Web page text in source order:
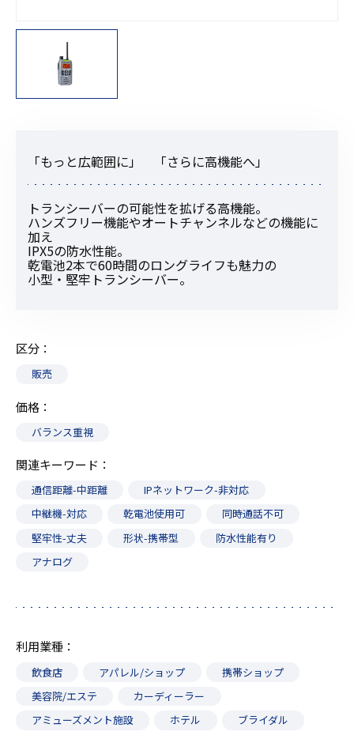
「もっと広範囲に」 「さらに高機能へ」
トランシーバーの可能性を拡げる高機能。
ハンズフリー機能やオートチャンネルなどの機能に
加え
IPX5の防水性能。
乾電池2本で60時間のロングライフも魅力の
小型・堅牢トランシーバー。
区分
販売
価格
バランス重視
関連キーワード
通信距離-中距離
IPネットワーク-非対応
中継機-対応
乾電池使用可
同時通話不可
堅牢性-丈夫
形状-携帯型
防水性能有り
アナログ
利用業種
飲食店 アパレル/ショップ
携帯ショップ
美容院/エステ
カーディーラー
アミューズメント施設
ホテル
ブライダル